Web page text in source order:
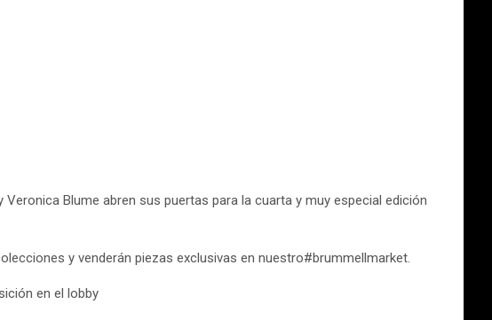
Blume abren sus puertas para la cuarta y muy especial edición
y venderán piezas exclusivas en nuestro#brummellmarket.
en el lobby